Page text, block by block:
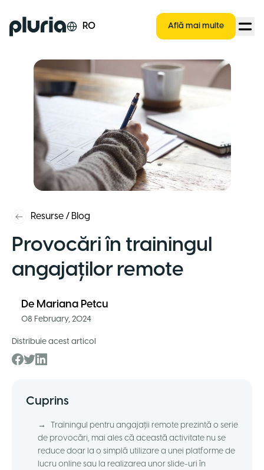
Logo Pluria RO Află mai multe
Resurse / Blog
Provocări în trainingul
angajaților remote
De Mariana Petcu
08 February, 2024
Distribuie acest articol
Cuprins
→
Trainingul pentru angajații remote prezintă o serie
de provocări, mai ales că această activitate nu se
reduce doar la o simplă utilizare a unei platforme de
lucru online sau la realizarea unor slide-uri în